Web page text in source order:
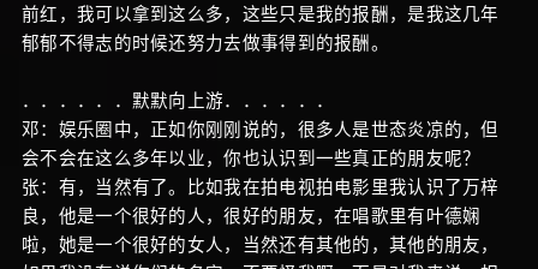
前红，我可以拿到这么多，这些只是我的报酬，是我这几年
郁郁不得志的时候还努力去做事得到的报酬。
．．．．．．默默向上游．．．．．．
邓：娱乐圈中，正如你刚刚说的，很多人是世态炎凉的，但
会不会在这么多年以业，你也认识到一些真正的朋友呢？
张：有，当然有了。比如我在拍电视拍电影里我认识了万梓
良，他是一个很好的人，很好的朋友，在唱歌里有叶德娴
啦，她是一个很好的女人，当然还有其他的，其他的朋友，